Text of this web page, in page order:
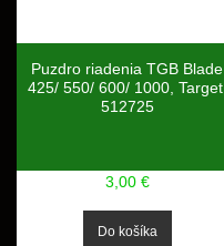
Puzdro riadenia TGB Blade
425/ 550/ 600/ 1000, Target,
512725
3,00 €